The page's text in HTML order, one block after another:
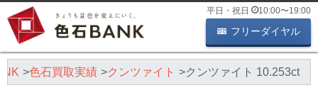
平日・祝日 10:00〜19:00
フリーダイヤル
色石買取実績 クンツァイト クンツァイト 10.253ct